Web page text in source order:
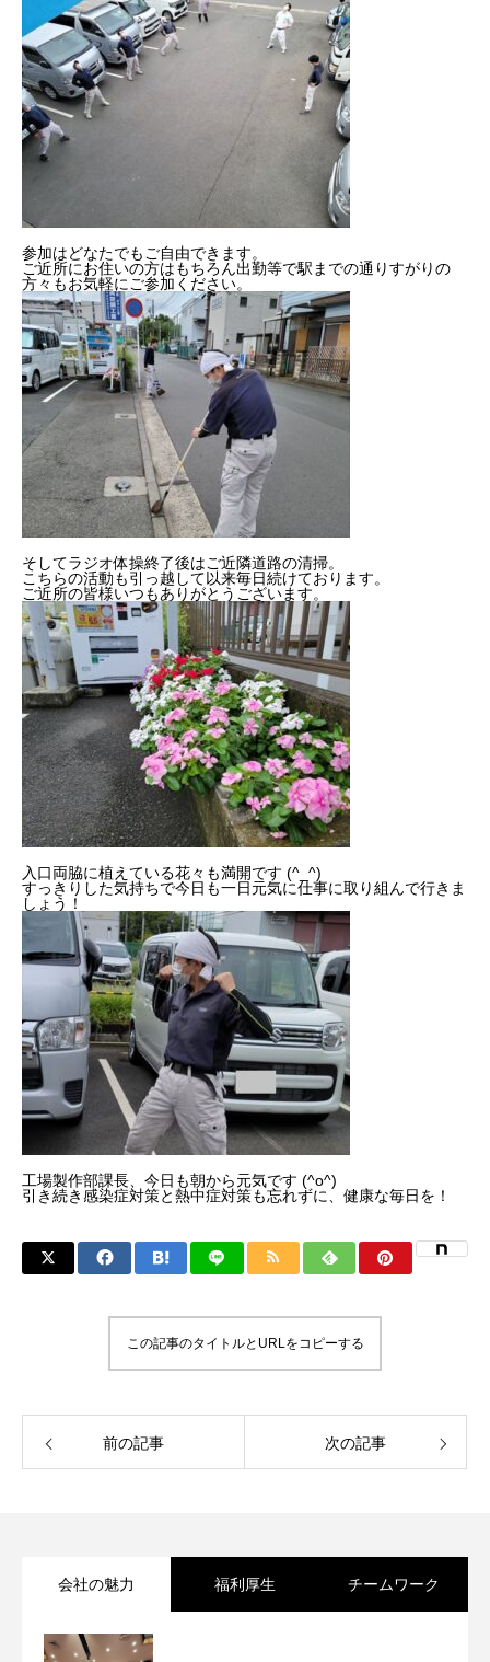
募集概要
よくある質問
インタビュー
2022年度
2023年度
2024年度
2025年度
官公庁
CONTACT
COMPANY BLOG BUSINESS RECRUIT
参加はどなたでもご自由できます。
ご近所にお住いの方はもちろん出勤等で駅までの通りすがりの
方々もお気軽にご参加ください。
そしてラジオ体操終了後はご近隣道路の清掃。
こちらの活動も引っ越して以来毎日続けております。
ご近所の皆様いつもありがとうございます。
入口両脇に植えている花々も満開です (^_^)
すっきりした気持ちで今日も一日元気に仕事に取り組んで行きま
しょう！
工場製作部課長、今日も朝から元気です (^o^)
引き続き感染症対策と熱中症対策も忘れずに、健康な毎日を！
この記事のタイトルとURLをコピーする
前の記事 次の記事
会社の魅力 福利厚生 チームワーク